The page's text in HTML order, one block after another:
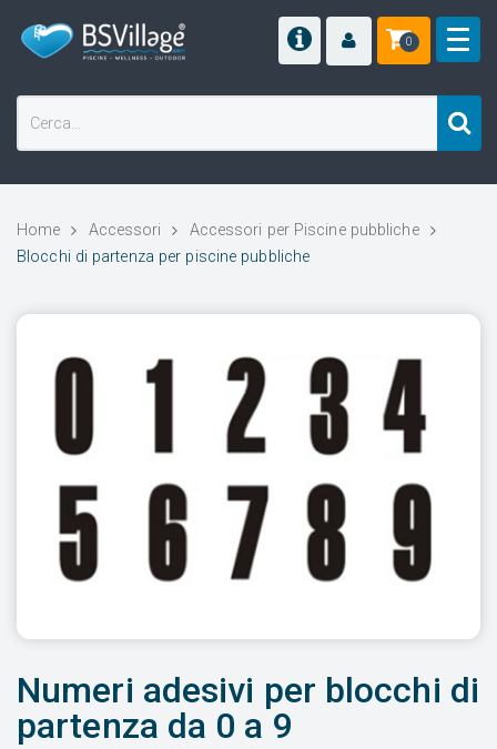
0
Home Accessori
Accessori per Piscine pubbliche
Blocchi di partenza per piscine pubbliche
Numeri adesivi per blocchi di
partenza da 0 a 9